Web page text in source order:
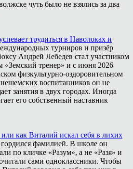
чуть было не взялись за два
трудиться в Наволоках и
турниров и призёр
Андрей Лебедев стал участником
«Земский тренер» и с июня 2026
физкультурно-оздоровительном
воспитанников он не
занятия в двух городах. Иногда
его собственный наставник
как Виталий искал себя в лихих
фамилией. В школе он
по кличке «Разум», а не «Разя» и
сами одноклассники. Чтобы